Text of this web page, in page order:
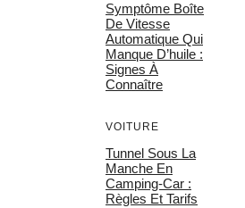
Symptôme Boîte
De Vitesse
Automatique Qui
Manque D’huile :
Signes À
Connaître
VOITURE
Tunnel Sous La
Manche En
Camping-Car :
Règles Et Tarifs